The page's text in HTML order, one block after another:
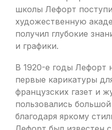
школы Лефорт
художественную
получил глубокие
и графики.
В 1920-е годы Лефорт
первые карикатуры
французских газет и
пользовались
благодаря яркому